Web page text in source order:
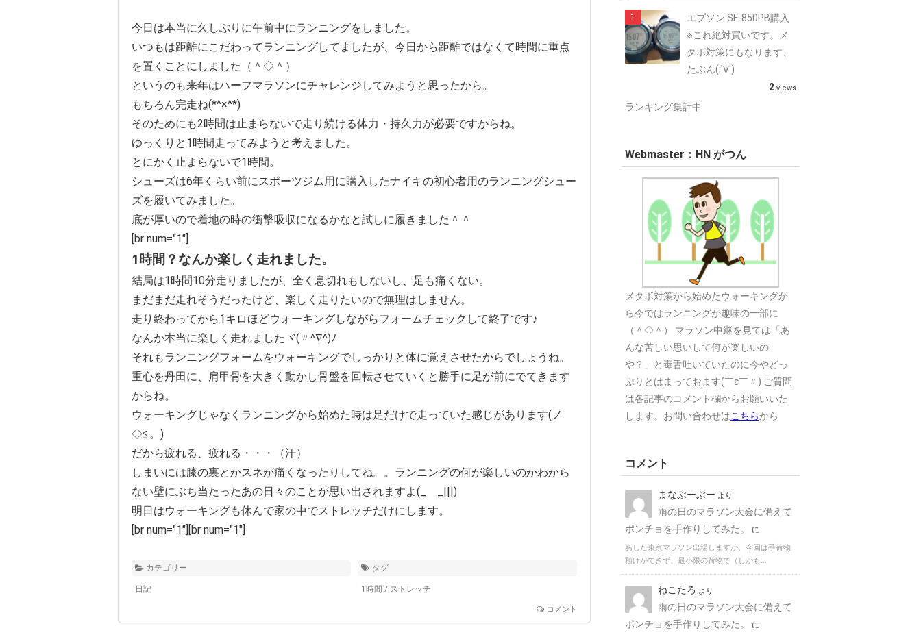
今日は本当に久しぶりに午前中にランニングをしました。
いつもは距離にこだわってランニングしてましたが、今日から距離ではなくて時間に重点
を置くことにしました（＾◇＾）
というのも来年はハーフマラソンにチャレンジしてみようと思ったから。
もちろん完走ね(*^×^*)
そのためにも2時間は止まらないで走り続ける体力・持久力が必要ですからね。
ゆっくりと1時間走ってみようと考えました。
とにかく止まらないで1時間。
シューズは6年くらい前にスポーツジム用に購入したナイキの初心者用のランニングシュー
ズを履いてみました。
底が厚いので着地の時の衝撃吸収になるかなと試しに履きました＾＾
[br num="1"]
1時間？なんか楽しく走れました。
結局は1時間10分走りましたが、全く息切れもしないし、足も痛くない。
まだまだ走れそうだったけど、楽しく走りたいので無理はしません。
走り終わってから1キロほどウォーキングしながらフォームチェックして終了です♪
なんか本当に楽しく走れましたヾ(〃^∇^)ﾉ
それもランニングフォームをウォーキングでしっかりと体に覚えさせたからでしょうね。
重心を丹田に、肩甲骨を大きく動かし骨盤を回転させていくと勝手に足が前にでてきます
からね。
ウォーキングじゃなくランニングから始めた時は足だけで走っていた感じがあります(ノ
◇≦。)
だから疲れる、疲れる・・・（汗）
しまいには膝の裏とかスネが痛くなったりしてね。。ランニングの何が楽しいのかわから
ない壁にぶち当たったあの日々のことが思い出されますよ(_ _|||)
明日はウォーキングも休んで家の中でストレッチだけにします。
[br num="1"][br num="1"]
カテゴリー
日記
タグ
1時間 / ストレッチ
コメント
エプソン SF-850PB購入
※これ絶対買いです。メ
タボ対策にもなります、
たぶん(;'∀')
2 views
ランキング集計中
Webmaster：HN がつん
メタボ対策から始めたウォーキングか
ら今ではランニングが趣味の一部に
（＾◇＾） マラソン中継を見ては「あ
んな苦しい思いして何が楽しいの
や？」と毒舌吐いていたのに今やどっ
ぷりとはまっておます(￣ε￣〃) ご質問
は各記事のコメント欄からお願いいた
します。お問い合わせはこちらから
コメント
まなぶーぶー より
雨の日のマラソン大会に備えて
ポンチョを手作りしてみた。
に
あした東京マラソン出場しますが、今回は手荷物
預けができず、最小限の荷物で（しかも...
ねこたろ より
雨の日のマラソン大会に備えて
ポンチョを手作りしてみた。
に